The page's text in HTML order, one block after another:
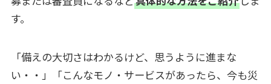
す。
「備えの大切さはわかるけど、思うように進まな
い・・」「こんなモノ・サービスがあったら、今も災